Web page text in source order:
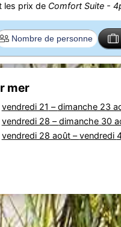
les prix de Comfort Suite -
mer
vendredi 21 –dimanche 23
vendredi 28 –dimanche 30
vendredi 28 août–